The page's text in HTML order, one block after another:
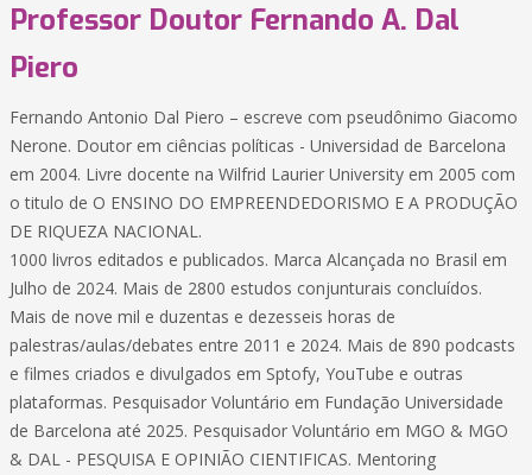
Professor Doutor Fernando A. Dal
Piero
Fernando Antonio Dal Piero – escreve com pseudônimo Giacomo
Nerone. Doutor em ciências políticas - Universidad de Barcelona
em 2004. Livre docente na Wilfrid Laurier University em 2005 com
o titulo de O ENSINO DO EMPREENDEDORISMO E A PRODUÇÃO
DE RIQUEZA NACIONAL.
1000 livros editados e publicados. Marca Alcançada no Brasil em
Julho de 2024. Mais de 2800 estudos conjunturais concluídos.
Mais de nove mil e duzentas e dezesseis horas de
palestras/aulas/debates entre 2011 e 2024. Mais de 890 podcasts
e filmes criados e divulgados em Sptofy, YouTube e outras
plataformas. Pesquisador Voluntário em Fundação Universidade
de Barcelona até 2025. Pesquisador Voluntário em MGO & MGO
& DAL - PESQUISA E OPINIÃO CIENTIFICAS. Mentoring